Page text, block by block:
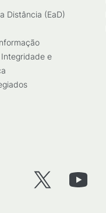
Distância (EaD)
e